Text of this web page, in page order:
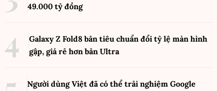
49.000 tỷ đồng
Galaxy Z Fold8 bản tiêu chuẩn đổi tỷ lệ màn hình
gập, giá rẻ hơn bản Ultra
Người dùng Việt đã có thể trải nghiệm Google